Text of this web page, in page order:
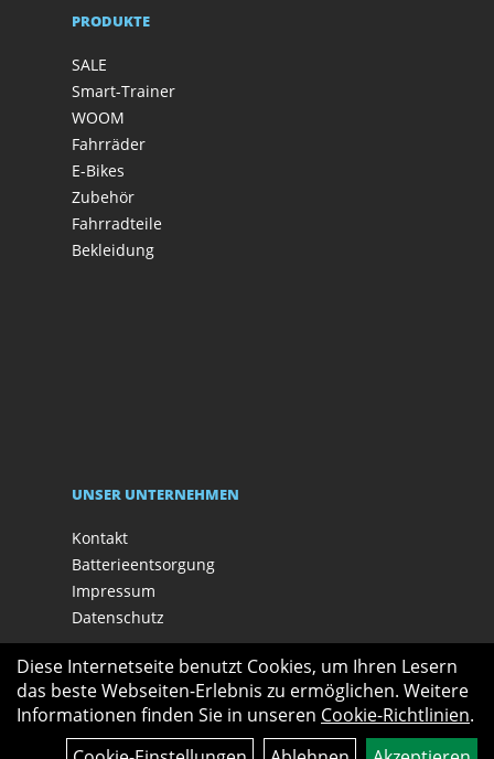
PRODUKTE
SALE
Smart-Trainer
WOOM
Fahrräder
E-Bikes
Zubehör
Fahrradteile
Bekleidung
UNSER UNTERNEHMEN
Kontakt
Batterieentsorgung
Impressum
Datenschutz
Diese Internetseite benutzt Cookies, um Ihren Lesern
das beste Webseiten-Erlebnis zu ermöglichen. Weitere
Informationen finden Sie in unseren Cookie-Richtlinien.